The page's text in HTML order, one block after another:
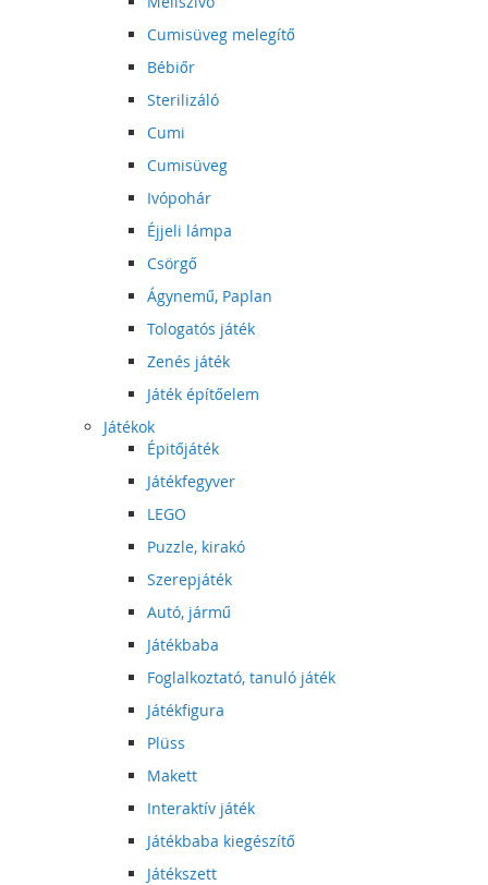
Cumisüveg melegítő
Bébiőr
Sterilizáló
Cumi
Cumisüveg
Ivópohár
Éjjeli lámpa
Csörgő
Ágynemű, Paplan
Tologatós játék
Zenés játék
Játék építőelem
Játékok
Épitőjáték
Játékfegyver
LEGO
Puzzle, kirakó
Szerepjáték
Autó, jármű
Játékbaba
Foglalkoztató, tanuló játék
Játékfigura
Plüss
Makett
Interaktív játék
Játékbaba kiegészítő
Játékszett